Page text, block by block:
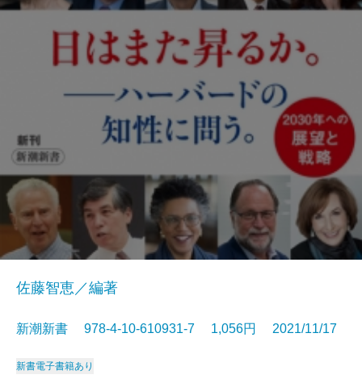
佐藤智恵／編著
新潮新書 978-4-10-610931-7 1,056円 2021/11/17
新書電子書籍あり